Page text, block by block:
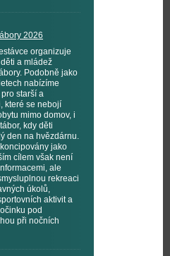
2026
organizuje
a mládež
Podobně jako
nabízíme
starší a
které se nebojí
mimo domov, i
kdy děti
den na hvězdárnu.
jako
cílem však není
ale
rekreaci
úkolů,
aktivit a
pod
při nočních